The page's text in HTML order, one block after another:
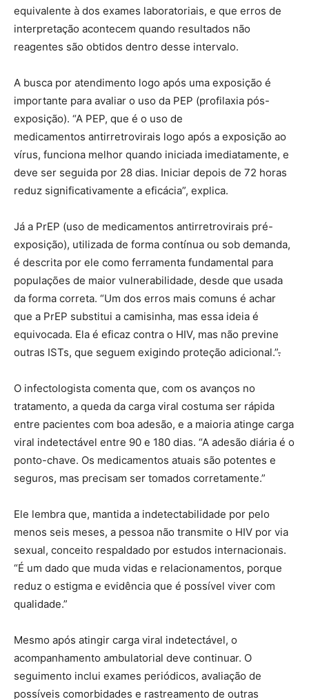
equivalente à dos exames laboratoriais, e que erros de
interpretação acontecem quando resultados não
reagentes são obtidos dentro desse intervalo.
A busca por atendimento logo após uma exposição é
importante para avaliar o uso da PEP (profilaxia pós-
exposição). “A PEP, que é o uso de
medicamentos antirretrovirais logo após a exposição ao
vírus, funciona melhor quando iniciada imediatamente, e
deve ser seguida por 28 dias. Iniciar depois de 72 horas
reduz significativamente a eficácia”, explica.
Já a PrEP (uso de medicamentos antirretrovirais pré-
exposição), utilizada de forma contínua ou sob demanda,
é descrita por ele como ferramenta fundamental para
populações de maior vulnerabilidade, desde que usada
da forma correta. “Um dos erros mais comuns é achar
que a PrEP substitui a camisinha, mas essa ideia é
equivocada. Ela é eficaz contra o HIV, mas não previne
outras ISTs, que seguem exigindo proteção adicional.”.
O infectologista comenta que, com os avanços no
tratamento, a queda da carga viral costuma ser rápida
entre pacientes com boa adesão, e a maioria atinge carga
viral indetectável entre 90 e 180 dias. “A adesão diária é o
ponto-chave. Os medicamentos atuais são potentes e
seguros, mas precisam ser tomados corretamente.”
Ele lembra que, mantida a indetectabilidade por pelo
menos seis meses, a pessoa não transmite o HIV por via
sexual, conceito respaldado por estudos internacionais.
“É um dado que muda vidas e relacionamentos, porque
reduz o estigma e evidência que é possível viver com
qualidade.”
Mesmo após atingir carga viral indetectável, o
acompanhamento ambulatorial deve continuar. O
seguimento inclui exames periódicos, avaliação de
possíveis comorbidades e rastreamento de outras